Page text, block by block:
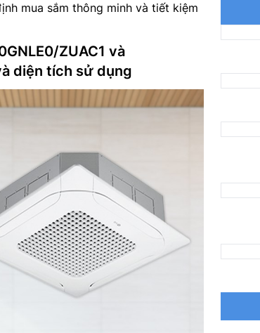
mua sắm thông minh và tiết kiệm
ZUAC1 và
diện tích sử dụng